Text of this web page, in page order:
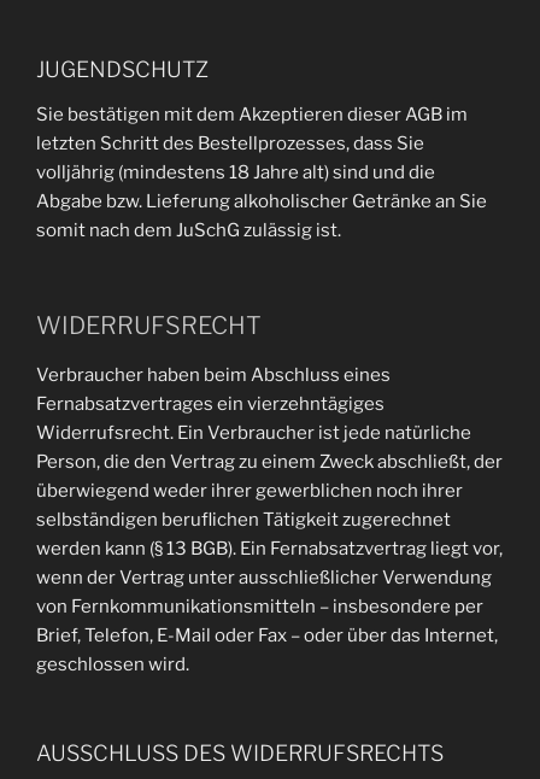
JUGENDSCHUTZ
Sie bestätigen mit dem Akzeptieren dieser AGB im
letzten Schritt des Bestellprozesses, dass Sie
volljährig (mindestens 18 Jahre alt) sind und die
Abgabe bzw. Lieferung alkoholischer Getränke an Sie
somit nach dem JuSchG zulässig ist.
WIDERRUFSRECHT
Verbraucher haben beim Abschluss eines
Fernabsatzvertrages ein vierzehntägiges
Widerrufsrecht. Ein Verbraucher ist jede natürliche
Person, die den Vertrag zu einem Zweck abschließt, der
überwiegend weder ihrer gewerblichen noch ihrer
selbständigen beruflichen Tätigkeit zugerechnet
werden kann (§ 13 BGB). Ein Fernabsatzvertrag liegt vor,
wenn der Vertrag unter ausschließlicher Verwendung
von Fernkommunikationsmitteln – insbesondere per
Brief, Telefon, E-Mail oder Fax – oder über das Internet,
geschlossen wird.
AUSSCHLUSS DES WIDERRUFSRECHTS